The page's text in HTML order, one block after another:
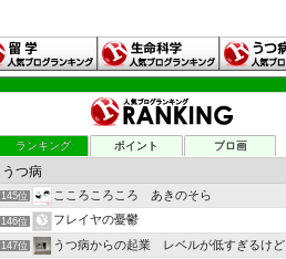
ランキング ポイント ブロ画
145位 こころころころ あきのそら
146位 フレイヤの憂鬱
147位 うつ病からの起業 レベルが低すぎるけど